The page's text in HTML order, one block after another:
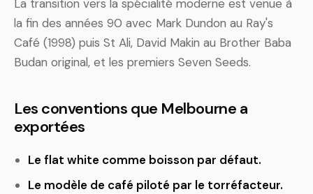
La transition vers la spécialité moderne est venue à
la fin des années 90 avec Mark Dundon au Ray's
Café (1998) puis St Ali, David Makin au Brother Baba
Budan original, et les premiers Seven Seeds.
Les conventions que Melbourne a
exportées
Le flat white comme boisson par défaut.
Le modèle de café piloté par le torréfacteur.